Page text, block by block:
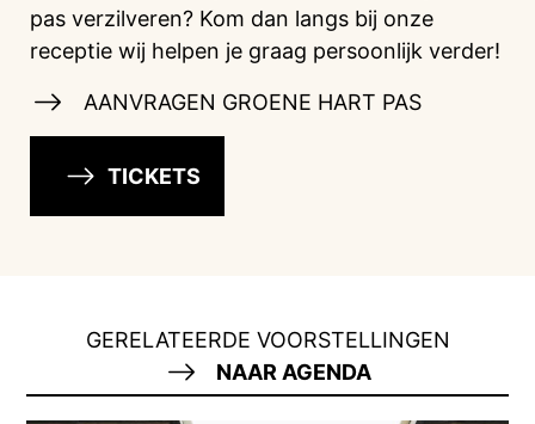
pas verzilveren? Kom dan langs bij onze
receptie wij helpen je graag persoonlijk verder!
AANVRAGEN GROENE HART PAS
TICKETS
GERELATEERDE VOORSTELLINGEN
NAAR AGENDA